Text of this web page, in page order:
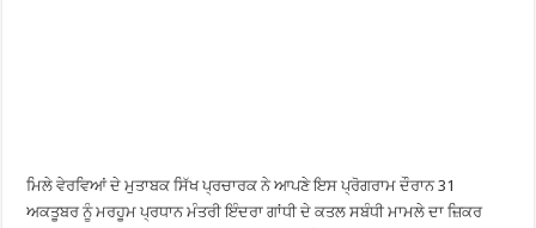
ਮਿਲੇ ਵੇਰਵਿਆਂ ਦੇ ਮੁਤਾਬਕ ਸਿੱਖ ਪ੍ਰਚਾਰਕ ਨੇ ਆਪਣੇ ਇਸ ਪ੍ਰੋਗਰਾਮ ਦੌਰਾਨ 31
ਅਕਤੂਬਰ ਨੂੰ ਮਰਹੂਮ ਪ੍ਰਧਾਨ ਮੰਤਰੀ ਇੰਦਰਾ ਗਾਂਧੀ ਦੇ ਕਤਲ ਸਬੰਧੀ ਮਾਮਲੇ ਦਾ ਜ਼ਿਕਰ